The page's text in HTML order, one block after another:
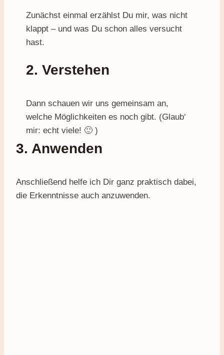
Zunächst einmal erzählst Du mir, was nicht
klappt – und was Du schon alles versucht
hast.
2. Verstehen
Dann schauen wir uns gemeinsam an,
welche Möglichkeiten es noch gibt. (Glaub‘
mir: echt viele! 🙂 )
3. Anwenden
Anschließend helfe ich Dir ganz praktisch dabei,
die Erkenntnisse auch anzuwenden.